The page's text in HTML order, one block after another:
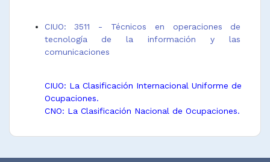
CIUO: 3511 - Técnicos en operaciones de
tecnología de la información y las
comunicaciones
CIUO: La Clasificación Internacional Uniforme de
Ocupaciones.
CNO: La Clasificación Nacional de Ocupaciones.